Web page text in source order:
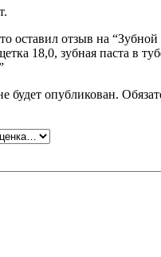
моих
оставил отзыв на “Зубной
18,0, зубная паста в
будет опубликован.